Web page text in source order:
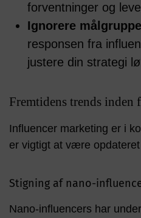
forventninger og
Ignorere
responsen fra
justere din strategi
Fremtidens trends
Influencer marketing er i
er vigtigt at være
Stigning af nano-
Nano-influencers har